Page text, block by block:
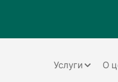
Услуги О